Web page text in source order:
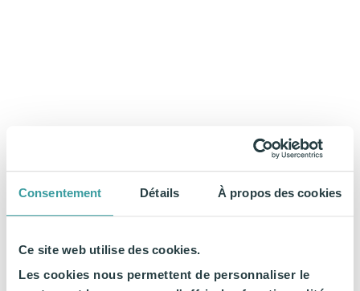
Consentement Détails À propos des cookies
Ce site web utilise des cookies.
Les cookies nous permettent de personnaliser le